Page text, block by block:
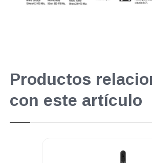
Productos
con este artículo